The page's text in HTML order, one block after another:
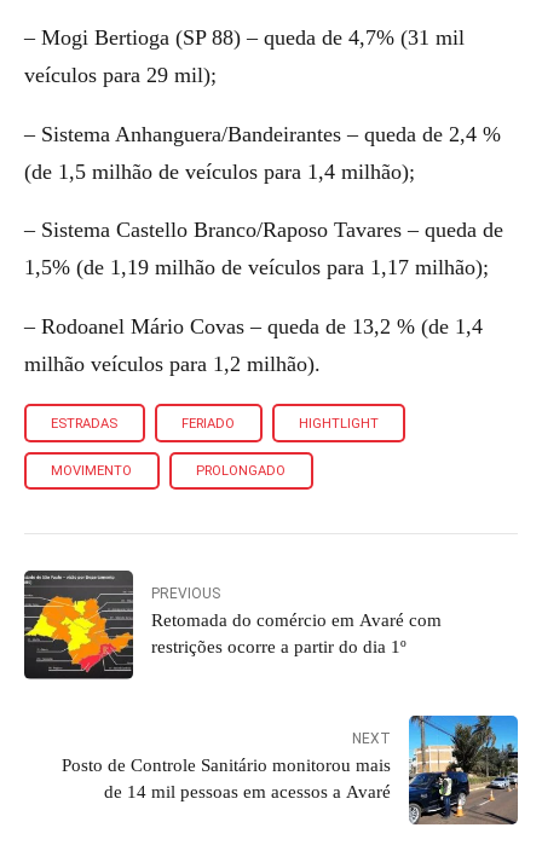
– Mogi Bertioga (SP 88) – queda de 4,7% (31 mil
veículos para 29 mil);
– Sistema Anhanguera/Bandeirantes – queda de 2,4 %
(de 1,5 milhão de veículos para 1,4 milhão);
– Sistema Castello Branco/Raposo Tavares – queda de
1,5% (de 1,19 milhão de veículos para 1,17 milhão);
– Rodoanel Mário Covas – queda de 13,2 % (de 1,4
milhão veículos para 1,2 milhão).
ESTRADAS FERIADO HIGHTLIGHT
MOVIMENTO PROLONGADO
PREVIOUS
Retomada do comércio em Avaré com
restrições ocorre a partir do dia 1º
NEXT
Posto de Controle Sanitário monitorou mais
de 14 mil pessoas em acessos a Avaré